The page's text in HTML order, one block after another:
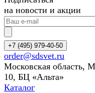
на новости и акции
+7 (495) 979-40-50
order@sdsvet.ru
Московская область,
10, БЦ «Альта»
Каталог